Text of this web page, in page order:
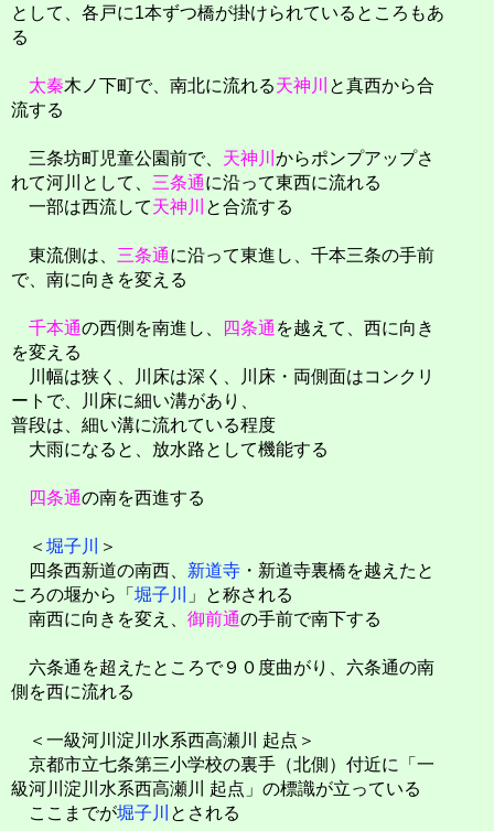
として、各戸に1本ずつ橋が掛けられているところもあ
る
太秦木ノ下町で、南北に流れる天神川
と真西から合
流する
三条坊町児童公園前で、 天神川 からポンプアップさ
れて河川として、 三条通に沿って東西に流れる
一部は西流して天神川 と合流する
東流側は、 三条通に沿って東進し、千本三条の手前
で、南に向きを変える
千本通の西側を南進し、 四条通 を越えて、西に向き
を変える
川幅は狭く、川床は深く、川床・両側面はコンクリ
ートで、川床に細い溝があり、
普段は、細い溝に流れている程度
大雨になると、放水路として機能する
四条通の南を西進する
＜ 堀子川
＞
四条西新道の南西、 新道寺 ・新道寺裏橋を越えたと
ころの堰から「 堀子川
」と称される
南西に向きを変え、 御前通の手前で南下する
六条通を超えたところで９０度曲がり、六条通の南
側を西に流れる
＜一級河川淀川水系西高瀬川 起点＞
京都市立七条第三小学校の裏手（北側）付近に「一
級河川淀川水系西高瀬川 起点」の標識が立っている
ここまでが堀子川 とされる